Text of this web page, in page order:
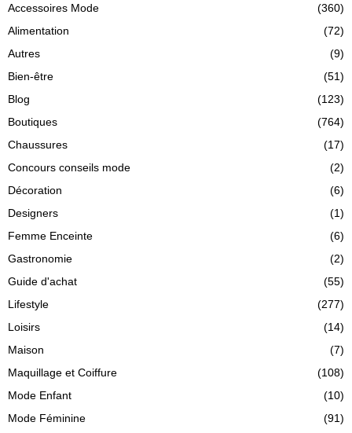
Accessoires Mode
(360)
Alimentation
(72)
Autres
(9)
Bien-être
(51)
Blog
(123)
Boutiques
(764)
Chaussures
(17)
Concours conseils mode
(2)
Décoration
(6)
Designers
(1)
Femme Enceinte
(6)
Gastronomie
(2)
Guide d'achat
(55)
Lifestyle
(277)
Loisirs
(14)
Maison
(7)
Maquillage et Coiffure
(108)
Mode Enfant
(10)
Mode Féminine
(91)